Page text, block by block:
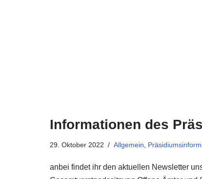
Informationen des
29. Oktober 2022 Allgemein
anbei findet ihr den aktuellen Newsletter